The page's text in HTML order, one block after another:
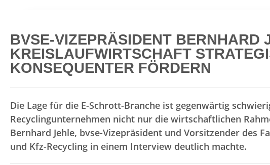
BVSE-VIZEPRÄSIDENT BERNHARD
KREISLAUFWIRTSCHAFT
KONSEQUENTER FÖRDERN
Die Lage für die E-Schrott-Branche ist gegenwärtig
Recyclingunternehmen nicht nur die wirtschaftlichen
Bernhard Jehle, bvse-Vizepräsident und Vorsitzender des
und Kfz-Recycling in einem Interview deutlich machte.